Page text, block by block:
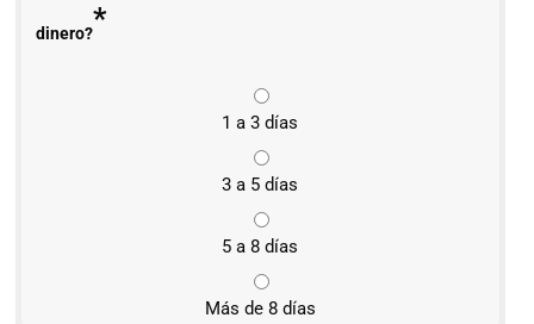
dinero?*
1 a 3 días
3 a 5 días
5 a 8 días
Más de 8 días